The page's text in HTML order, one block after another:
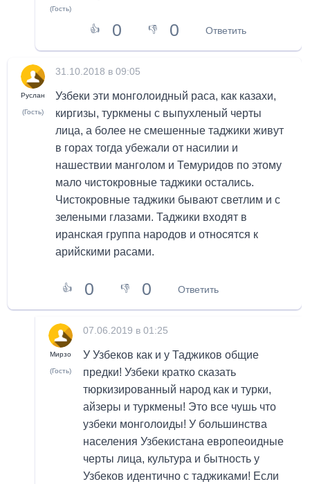
(Гость)
👍 0 👎 0 Ответить
Руслан
(Гость)
31.10.2018 в 09:05
Узбеки эти монголоидный раса, как казахи,
киргизы, туркмены с выпухленый черты
лица, а более не смешенные таджики живут
в горах тогда убежали от насилии и
нашествии манголом и Темуридов по этому
мало чистокровные таджики остались.
Чистокровные таджики бывают светлим и с
зелеными глазами. Таджики входят в
иранская группа народов и относятся к
арийскими расами.
👍 0 👎 0 Ответить
Мирзо
(Гость)
07.06.2019 в 01:25
У Узбеков как и у Таджиков общие
предки! Узбеки кратко сказать
тюркизированный народ как и турки,
айзеры и туркмены! Это все чушь что
узбеки монголоиды! У большинства
населения Узбекистана европеоидные
черты лица, культура и бытность у
Узбеков идентично с таджиками! Если